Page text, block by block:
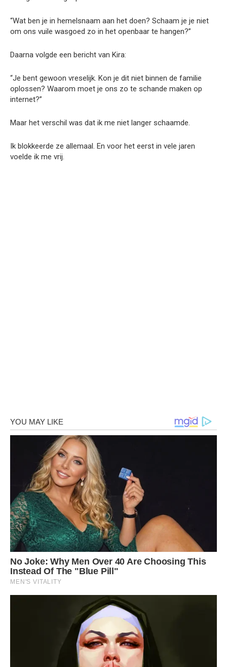
“Wat ben je in hemelsnaam aan het doen? Schaam je je niet
om ons vuile wasgoed zo in het openbaar te hangen?”
Daarna volgde een bericht van Kira:
“Je bent gewoon vreselijk. Kon je dit niet binnen de familie
oplossen? Waarom moet je ons zo te schande maken op
internet?”
Maar het verschil was dat ik me niet langer schaamde.
Ik blokkeerde ze allemaal. En voor het eerst in vele jaren
voelde ik me vrij.